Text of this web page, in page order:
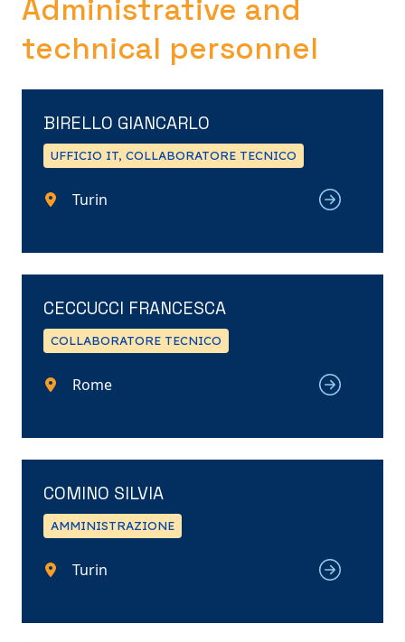
Administrative and
technical personnel
BIRELLO GIANCARLO
UFFICIO IT, COLLABORATORE TECNICO
Turin
CECCUCCI FRANCESCA
COLLABORATORE TECNICO
Rome
COMINO SILVIA
AMMINISTRAZIONE
Turin